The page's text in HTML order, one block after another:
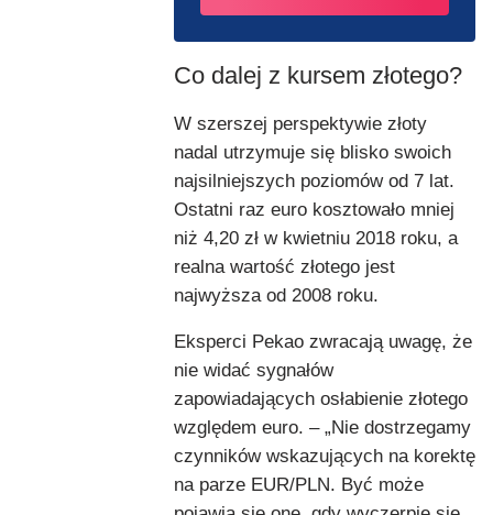
Co dalej z kursem złotego?
W szerszej perspektywie złoty
nadal utrzymuje się blisko swoich
najsilniejszych poziomów od 7 lat.
Ostatni raz euro kosztowało mniej
niż 4,20 zł w kwietniu 2018 roku, a
realna wartość złotego jest
najwyższa od 2008 roku.
Eksperci Pekao zwracają uwagę, że
nie widać sygnałów
zapowiadających osłabienie złotego
względem euro. – „Nie dostrzegamy
czynników wskazujących na korektę
na parze EUR/PLN. Być może